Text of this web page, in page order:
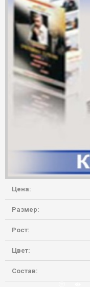
Цена:
Размер:
Рост:
Цвет:
Состав: